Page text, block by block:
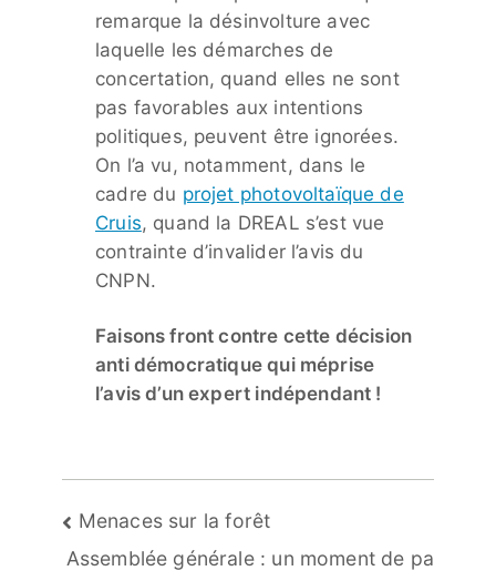
remarque la désinvolture avec
laquelle les démarches de
concertation, quand elles ne sont
pas favorables aux intentions
politiques, peuvent être ignorées.
On l’a vu, notamment, dans le
cadre du projet photovoltaïque de
Cruis, quand la DREAL s’est vue
contrainte d’invalider l’avis du
CNPN.
Faisons front contre cette décision
anti démocratique qui méprise
l’avis d’un expert indépendant !
Navigation
de
Menaces sur la forêt
Assemblée générale : un moment de pa